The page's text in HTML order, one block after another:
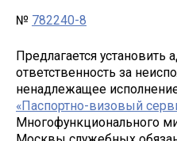
№ 782240-8
Предлагается установить
ответственность за
ненадлежащее
«Паспортно-визовый
Многофункционального